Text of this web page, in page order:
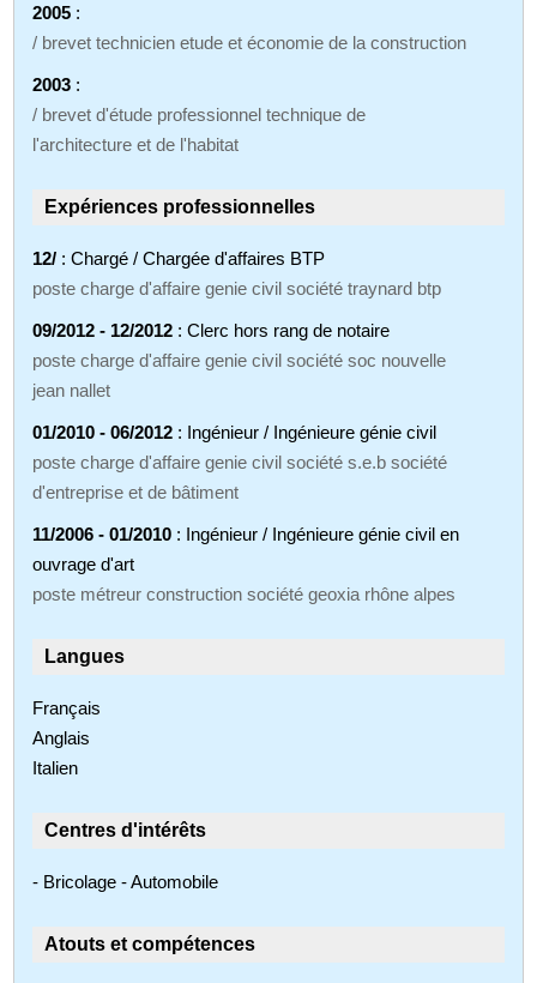
2005 :
/ brevet technicien etude et économie de la construction
2003 :
/ brevet d'étude professionnel technique de
l'architecture et de l'habitat
Expériences professionnelles
12/ : Chargé / Chargée d'affaires BTP
poste charge d'affaire genie civil société traynard btp
09/2012 - 12/2012 : Clerc hors rang de notaire
poste charge d'affaire genie civil société soc nouvelle
jean nallet
01/2010 - 06/2012 : Ingénieur / Ingénieure génie civil
poste charge d'affaire genie civil société s.e.b société
d'entreprise et de bâtiment
11/2006 - 01/2010 : Ingénieur / Ingénieure génie civil en
ouvrage d'art
poste métreur construction société geoxia rhône alpes
Langues
Français
Anglais
Italien
Centres d'intérêts
- Bricolage - Automobile
Atouts et compétences